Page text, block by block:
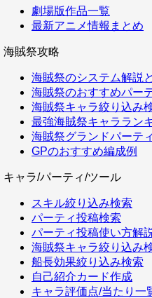
劇場版作品一覧
最新アニメ情報まとめ
海賊祭攻略
海賊祭のシステム解説
海賊祭のおすすめパー
海賊祭キャラ絞り込み
最強海賊祭キャララン
海賊祭グランドパーテ
GPのおすすめ編成例
キャラ/パーティ/ツール
スキル絞り込み検索
パーティ投稿検索
パーティ投稿使い方解
海賊祭キャラ絞り込み
船長効果絞り込み検索
自己紹介カード作成
キャラ評価点/当たり一